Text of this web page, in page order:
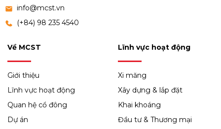
info@mcst.vn
(+84) 98 235 4540
Về MCST
Giới thiệu
Lĩnh vực hoạt động
Quan hệ cổ đông
Dự án
Lĩnh vực hoạt động
Xi măng
Xây dựng & lắp đặt
Khai khoáng
Đầu tư & Thương mại